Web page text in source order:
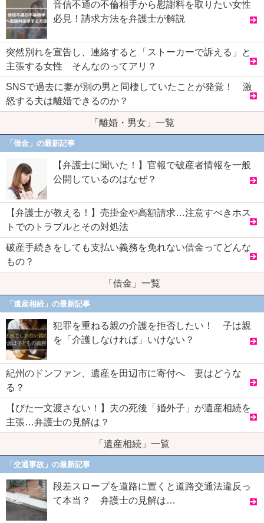
音信不通の不倫相手から慰謝料を取りたい女性
必見！請求方法を弁護士が解説
突然別れを宣告し、連絡すると「ストーカーで訴える」と
主張する女性 そんなのってアリ？
SNSで過去に妻が別の男と同棲していたことが発覚！ 激
怒する夫は離婚できるのか？
「離婚・男女」一覧
「借金」の最新記事
【弁護士に聞いた！】官報で破産者情報を一般
公開しているのはなぜ？
【弁護士が教える！】売掛金や高額請求…注意すべきホス
トでのトラブルとその対処法
破産手続きをしても支払い義務を免れない借金ってどんな
もの？
「借金」一覧
「遺産相続」の最新記事
犯罪を重ねる親の介護を拒否したい！ 子は親
を「介護しなければ」いけない？
紀州のドンファン、遺産を田辺市に寄付へ 妻はどうな
る？
【びた一文渡さない！】夫の死後「婚外子」が遺産相続を
主張…弁護士の見解は？
「遺産相続」一覧
「交通事故」の最新記事
段差スロープを道路に置くと道路交通法違反っ
て本当？ 弁護士の見解は…